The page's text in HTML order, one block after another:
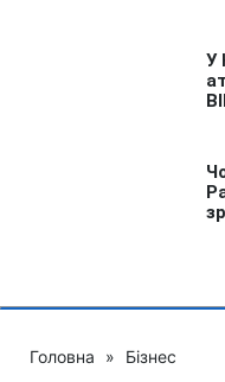
Головна » Бізнес